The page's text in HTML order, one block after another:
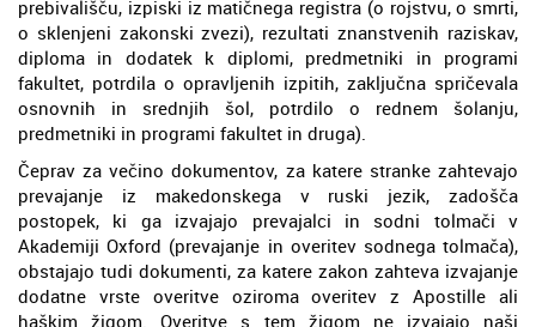
prebivališču, izpiski iz matičnega registra (o rojstvu, o smrti,
o sklenjeni zakonski zvezi), rezultati znanstvenih raziskav,
diploma in dodatek k diplomi, predmetniki in programi
fakultet, potrdila o opravljenih izpitih, zaključna spričevala
osnovnih in srednjih šol, potrdilo o rednem šolanju,
predmetniki in programi fakultet in druga).
Čeprav za večino dokumentov, za katere stranke zahtevajo
prevajanje iz makedonskega v ruski jezik, zadošča
postopek, ki ga izvajajo prevajalci in sodni tolmači v
Akademiji Oxford (prevajanje in overitev sodnega tolmača),
obstajajo tudi dokumenti, za katere zakon zahteva izvajanje
dodatne vrste overitve oziroma overitev z Apostille ali
haškim žigom. Overitve s tem žigom ne izvajajo naši